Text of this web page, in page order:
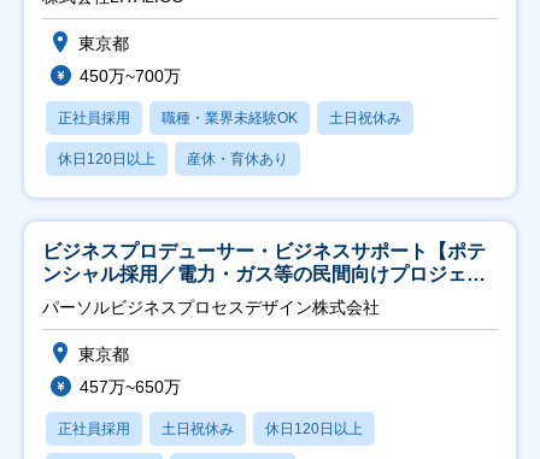
東京都
450万~700万
正社員採用 職種・業界未経験OK 土日祝休み
休日120日以上 産休・育休あり
ビジネスプロデューサー・ビジネスサポート【ポテ
ンシャル採用／電力・ガス等の民間向けプロジェク
ト推進】
パーソルビジネスプロセスデザイン株式会社
東京都
457万~650万
正社員採用 土日祝休み 休日120日以上